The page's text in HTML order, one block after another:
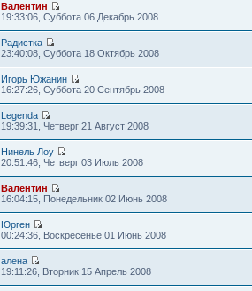
Валентин
19:33:06, Суббота 06 Декабрь 2008
Радистка
23:40:08, Суббота 18 Октябрь 2008
Игорь Южанин
16:27:26, Суббота 20 Сентябрь 2008
Legenda
19:39:31, Четверг 21 Август 2008
Нинель Лоу
20:51:46, Четверг 03 Июль 2008
Валентин
16:04:15, Понедельник 02 Июнь 2008
Юрген
00:24:36, Воскресенье 01 Июнь 2008
алена
19:11:26, Вторник 15 Апрель 2008